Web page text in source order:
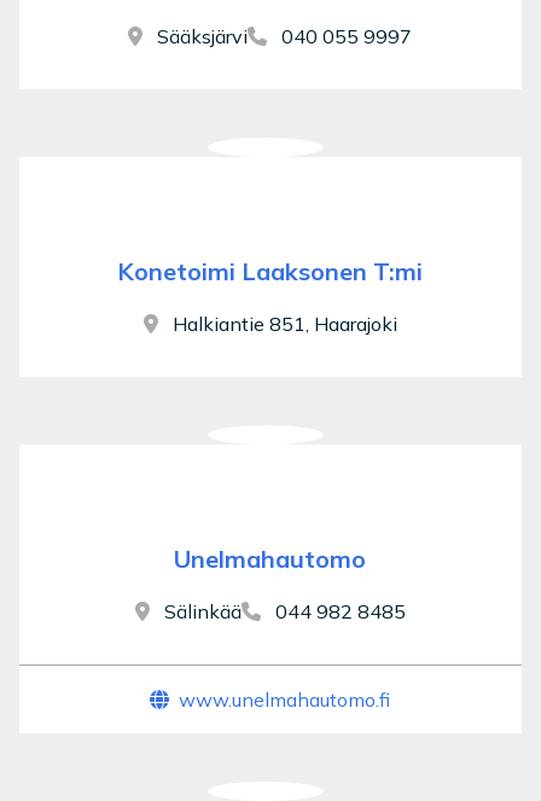
Sääksjärvi 040 055 9997
Konetoimi Laaksonen T:mi
Halkiantie 851, Haarajoki
Unelmahautomo
Sälinkää 044 982 8485
www.unelmahautomo.fi